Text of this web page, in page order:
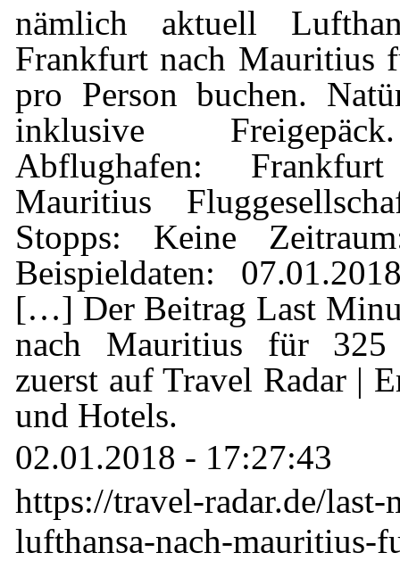
nämlich aktuell
Frankfurt nach Mauritius
pro Person buchen.
inklusive
Abflughafen:
Mauritius
Stopps: Keine
Beispieldaten:
[…] Der Beitrag Last
nach Mauritius für 325
zuerst auf Travel Radar |
und Hotels.
02.01.2018 - 17:27:43
https://travel-radar.de/
lufthansa-nach-mauritius-